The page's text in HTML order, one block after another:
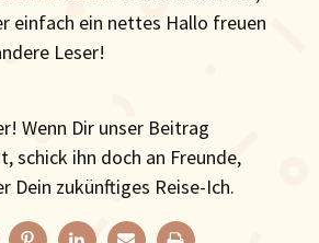
einfach ein nettes Hallo freuen
Leser!
Wenn Dir unser Beitrag
schick ihn doch an Freunde,
Dein zukünftiges Reise-Ich.